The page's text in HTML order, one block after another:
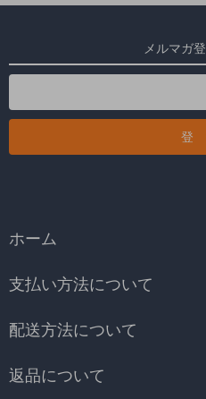
メルマガ
ホーム
支払い方法について
配送方法について
返品について